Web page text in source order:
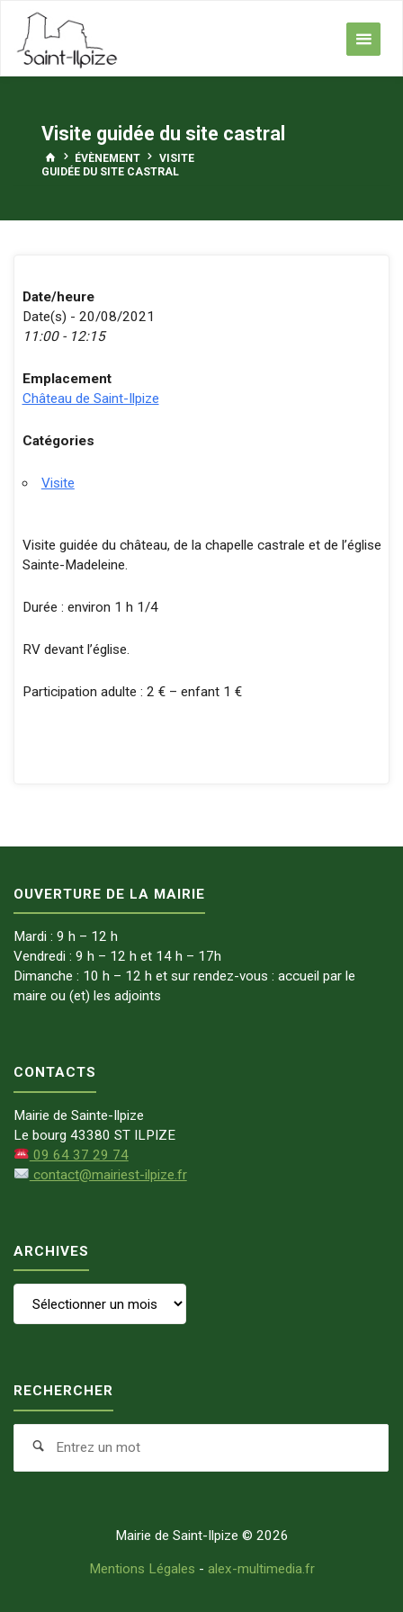
content
Visite guidée du site castral
HOMEÉVÈNEMENT
VISITE
GUIDÉE DU SITE CASTRAL
Date/heure
Date(s) - 20/08/2021
11:00 - 12:15
Emplacement
Château de Saint-Ilpize
Catégories
Visite
Visite guidée du château, de la chapelle castrale et de l’église
Sainte-Madeleine.
Durée : environ 1 h 1/4
RV devant l’église.
Participation adulte : 2 € – enfant 1 €
OUVERTURE DE LA MAIRIE
Mardi : 9 h – 12 h
Vendredi : 9 h – 12 h et 14 h – 17h
Dimanche : 10 h – 12 h et sur rendez-vous : accueil par le
maire ou (et) les adjoints
CONTACTS
Mairie de Sainte-Ilpize
Le bourg 43380 ST ILPIZE
09 64 37 29 74
contact@mairiest-ilpize.fr
ARCHIVES
RECHERCHER
Search
Mairie de Saint-Ilpize © 2026
Mentions Légales - alex-multimedia.fr